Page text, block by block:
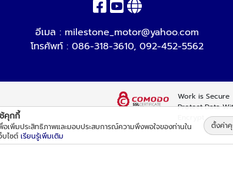
อีเมล : milestone_motor@yahoo.com
โทรศัพท์ : 086-318-3610, 092-452-5562
Work is Secure
Protect Data
ช้คุกกี้
พื่อเพิ่มประสิทธิภาพและมอบประสบการณ์ความพึงพอใจของท่านใน
บไซต์ เรียนรู้เพิ่มเติม
ตั้งค่า